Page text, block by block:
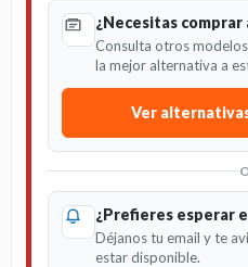
¿Necesitas comprar
Consulta otros
la mejor alternativa a
Ver
¿Prefieres esperar
Déjanos tu email y te
estar disponible.